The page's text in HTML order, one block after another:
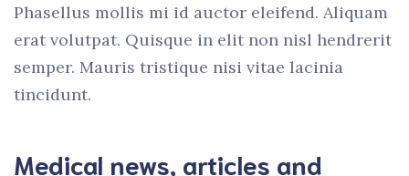
Phasellus mollis mi id auctor eleifend. Aliquam
erat volutpat. Quisque in elit non nisl hendrerit
semper. Mauris tristique nisi vitae lacinia
tincidunt.
Medical news, articles and